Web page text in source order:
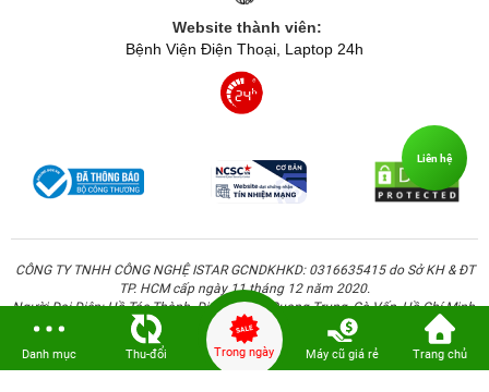
Website thành viên:
Bệnh Viện Điện Thoại, Laptop 24h
CÔNG TY TNHH CÔNG NGHỆ ISTAR GCNDKHKD: 0316635415 do Sở KH & ĐT
TP. HCM cấp ngày 11 tháng 12 năm 2020.
Người Đại Diện: Hồ Tác Thành. Địa chỉ: 389 Quang Trung, Gò Vấp, Hồ Chí Minh.
Danh mục Thu-đổi Trong ngày Máy cũ giá rẻ Trang chủ
Liên hệ